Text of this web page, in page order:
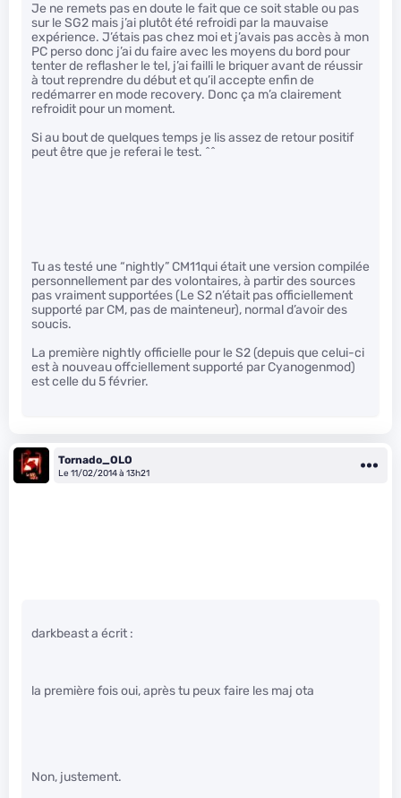
Je ne remets pas en doute le fait que ce soit stable ou pas
sur le SG2 mais j’ai plutôt été refroidi par la mauvaise
expérience. J’étais pas chez moi et j’avais pas accès à mon
PC perso donc j’ai du faire avec les moyens du bord pour
tenter de reflasher le tel, j’ai failli le briquer avant de réussir
à tout reprendre du début et qu’il accepte enfin de
redémarrer en mode recovery. Donc ça m’a clairement
refroidit pour un moment.
Si au bout de quelques temps je lis assez de retour positif
peut être que je referai le test. ^^
Tu as testé une “nightly” CM11qui était une version compilée
personnellement par des volontaires, à partir des sources
pas vraiment supportées (Le S2 n’était pas officiellement
supporté par CM, pas de mainteneur), normal d’avoir des
soucis.
La première nightly officielle pour le S2 (depuis que celui-ci
est à nouveau offciellement supporté par Cyanogenmod)
est celle du 5 février.
Tornado_OLO
Le 11/02/2014 à 13h21
darkbeast a écrit :
la première fois oui, après tu peux faire les maj ota
Non, justement.